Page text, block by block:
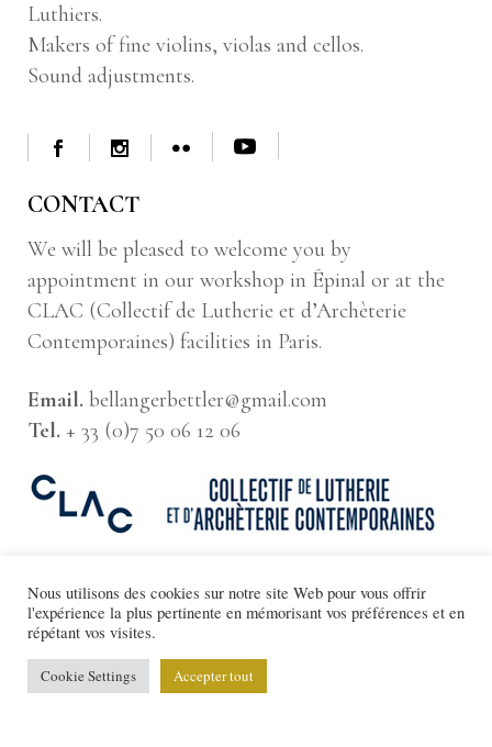
Luthiers.
Makers of fine violins, violas and cellos.
Sound adjustments.
CONTACT
We will be pleased to welcome you by
appointment in our workshop in Épinal or at the
CLAC (Collectif de Lutherie et d’Archèterie
Contemporaines) facilities in Paris.
Email. bellangerbettler@gmail.com
Tel. + 33 (0)7 50 06 12 06
Nous utilisons des cookies sur notre site Web pour vous offrir
l'expérience la plus pertinente en mémorisant vos préférences et en
répétant vos visites.
Cookie Settings Accepter tout